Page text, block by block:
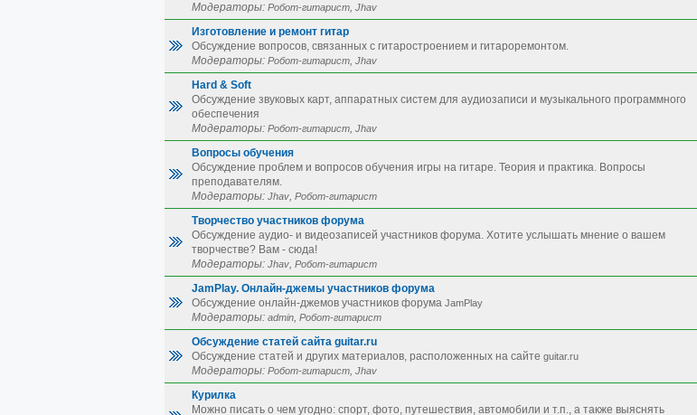
Модераторы: Робот-гитарист, Jhav
Изготовление и ремонт гитар
Обсуждение вопросов, связанных с гитаростроением и гитароремонтом.
Модераторы: Робот-гитарист, Jhav
Hard & Soft
Обсуждение звуковых карт, аппаратных систем для аудиозаписи и музыкального программного
обеспечения
Модераторы: Робот-гитарист, Jhav
Вопросы обучения
Обсуждение проблем и вопросов обучения игры на гитаре. Теория и практика. Вопросы
преподавателям.
Модераторы: Jhav, Робот-гитарист
Творчество участников форума
Обсуждение аудио- и видеозаписей участников форума. Хотите услышать мнение о вашем
творчестве? Вам - сюда!
Модераторы: Jhav, Робот-гитарист
JamPlay. Онлайн-джемы участников форума
Обсуждение онлайн-джемов участников форума JamPlay
Модераторы: admin, Робот-гитарист
Обсуждение статей сайта guitar.ru
Обсуждение статей и других материалов, расположенных на сайте guitar.ru
Модераторы: Робот-гитарист, Jhav
Курилка
Можно писать о чем угодно: спорт, фото, путешествия, автомобили и т.п., а также выяснять